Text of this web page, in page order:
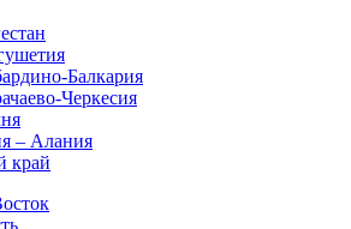
Балкария
Черкесия
– Алания
край